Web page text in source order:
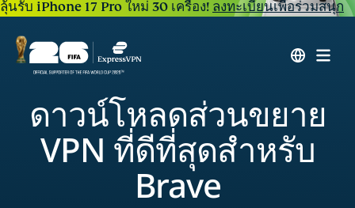
ลุ้นรับ iPhone 17 Pro ใหม่ 30 เครื่อง! ลงทะเบียนเพื่อร่วมสนุก
ดาวน์โหลดส่วนขยาย
VPN ที่ดีที่สุดสำหรับ
Brave